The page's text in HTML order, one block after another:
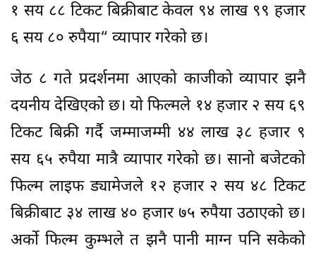
१ सय ८८ टिकट बिक्रीबाट केवल ९४ लाख ९९ हजार
६ सय ८० रुपैया“ व्यापार गरेको छ।
जेठ ८ गते प्रदर्शनमा आएको काजीको व्यापार झनै
दयनीय देखिएको छ। यो फिल्मले १४ हजार २ सय ६९
टिकट बिक्री गर्दै जम्माजम्मी ४४ लाख ३८ हजार ९
सय ६५ रुपैया मात्रै व्यापार गरेको छ। सानो बजेटको
फिल्म लाइफ ड्यामेजले १२ हजार २ सय ४८ टिकट
बिक्रीबाट ३४ लाख ४० हजार ७५ रुपैया उठाएको छ।
अर्को फिल्म कुम्भले त झनै पानी माग्न पनि सकेको